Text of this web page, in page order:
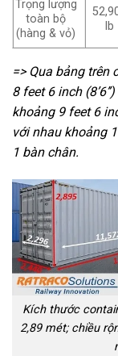
Trọng lượng
toàn bộ
(hàng & vỏ)
lb
=> Qua bảng trên
8 feet 6 inch
khoảng 9 feet 6
với nhau khoảng
1 bàn chân.
Kích thước
2,89 mét; chiều